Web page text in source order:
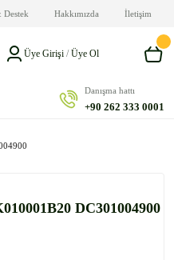
Destek Hakkımızda İletişim
Üye Girişi /Üye Ol
Danışma hattı
+90 262 333 0001
DC301004900